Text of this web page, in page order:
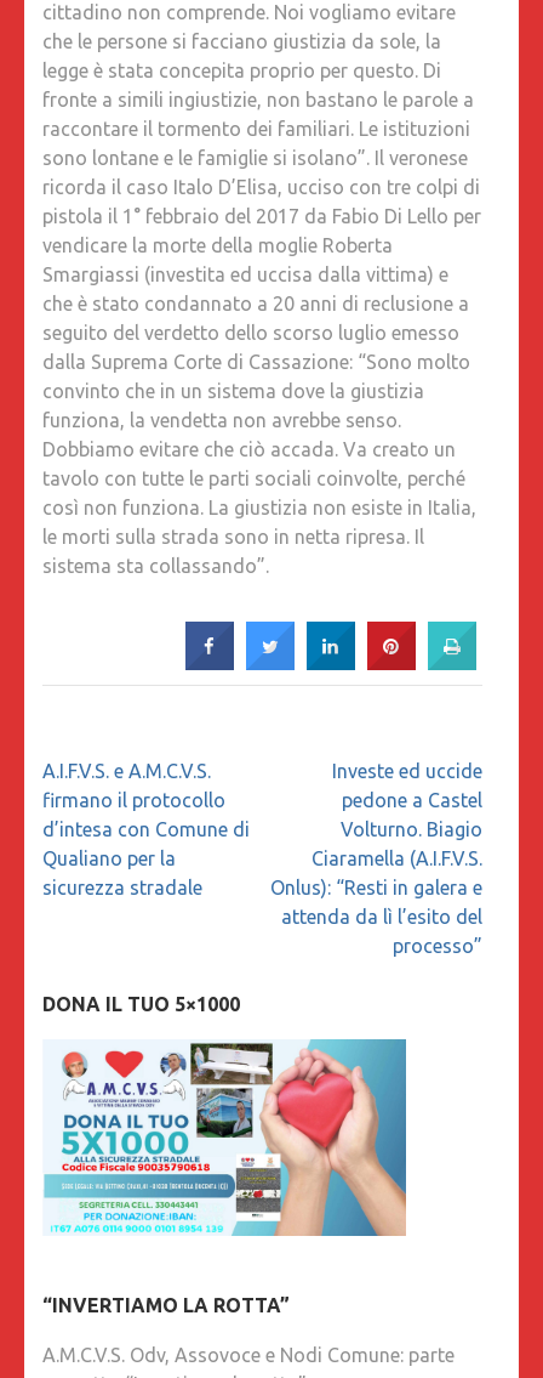
cittadino non comprende. Noi vogliamo evitare
che le persone si facciano giustizia da sole, la
legge è stata concepita proprio per questo. Di
fronte a simili ingiustizie, non bastano le parole a
raccontare il tormento dei familiari. Le istituzioni
sono lontane e le famiglie si isolano”. Il veronese
ricorda il caso Italo D’Elisa, ucciso con tre colpi di
pistola il 1° febbraio del 2017 da Fabio Di Lello per
vendicare la morte della moglie Roberta
Smargiassi (investita ed uccisa dalla vittima) e
che è stato condannato a 20 anni di reclusione a
seguito del verdetto dello scorso luglio emesso
dalla Suprema Corte di Cassazione: “Sono molto
convinto che in un sistema dove la giustizia
funziona, la vendetta non avrebbe senso.
Dobbiamo evitare che ciò accada. Va creato un
tavolo con tutte le parti sociali coinvolte, perché
così non funziona. La giustizia non esiste in Italia,
le morti sulla strada sono in netta ripresa. Il
sistema sta collassando”.
Navigazione
articoli
A.I.F.V.S. e A.M.C.V.S.
firmano il protocollo
d’intesa con Comune di
Qualiano per la
sicurezza stradale
Investe ed uccide
pedone a Castel
Volturno. Biagio
Ciaramella (A.I.F.V.S.
Onlus): “Resti in galera e
attenda da lì l’esito del
processo”
DONA IL TUO 5×1000
“INVERTIAMO LA ROTTA”
A.M.C.V.S. Odv, Assovoce e Nodi Comune: parte